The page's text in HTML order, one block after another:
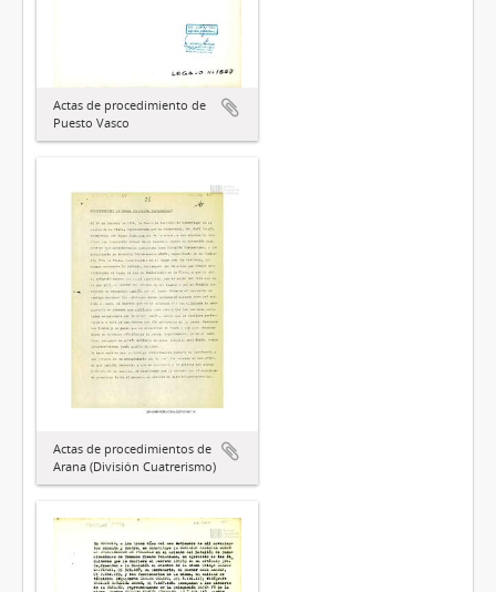
Actas de procedimiento de
Puesto Vasco
Actas de procedimientos de
Arana (División Cuatrerismo)